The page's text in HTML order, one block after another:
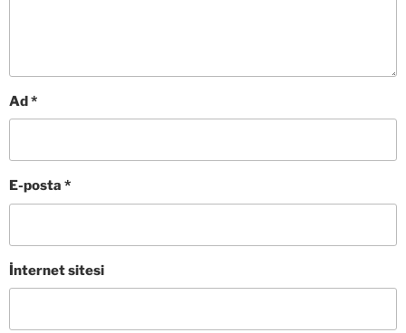
Ad*
E-posta *
İnternet sitesi